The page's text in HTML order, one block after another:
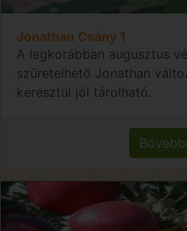
Jonathan Csány 1
A legkorábban augusztus
szüretelhető Jonathan
keresztül jól tárolható.